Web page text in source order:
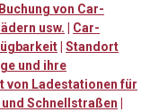
Buchung von Car-
usw.
Car-
Standort
und ihre
von Ladestationen für
Schnellstraßen